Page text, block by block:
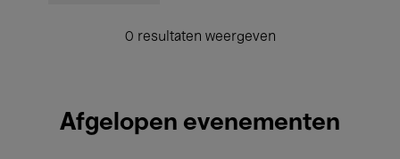
0 resultaten weergeven
Afgelopen evenementen